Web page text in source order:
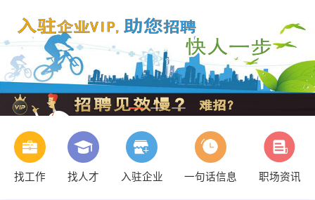
找工作 找人才 入驻企业 一句话信息 职场资讯